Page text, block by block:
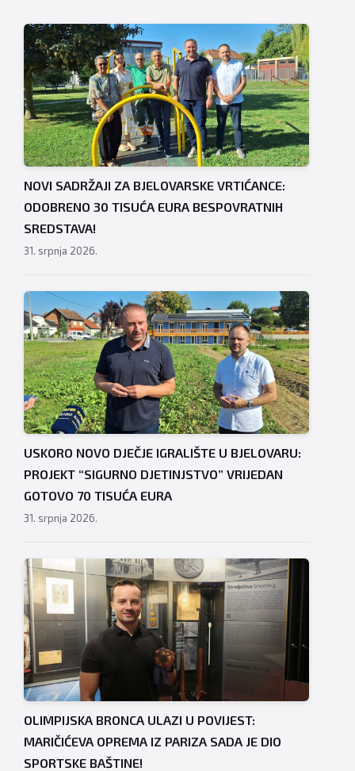
NOVI SADRŽAJI ZA BJELOVARSKE VRTIĆANCE:
ODOBRENO 30 TISUĆA EURA BESPOVRATNIH
SREDSTAVA!
31. srpnja 2026.
USKORO NOVO DJEČJE IGRALIŠTE U BJELOVARU:
PROJEKT “SIGURNO DJETINJSTVO” VRIJEDAN
GOTOVO 70 TISUĆA EURA
31. srpnja 2026.
OLIMPIJSKA BRONCA ULAZI U POVIJEST:
MARIČIĆEVA OPREMA IZ PARIZA SADA JE DIO
SPORTSKE BAŠTINE!